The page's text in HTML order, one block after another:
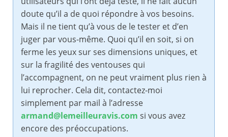
doute qu’il a de quoi répondre à vos besoins.
Mais il ne tient qu’à vous de le tester et d’en
juger par vous-même. Quoi qu’il en soit, si on
ferme les yeux sur ses dimensions uniques, et
sur la fragilité des ventouses qui
l’accompagnent, on ne peut vraiment plus rien à
lui reprocher. Cela dit, contactez-moi
simplement par mail à l’adresse
armand@lemeilleuravis.com si vous avez
encore des préoccupations.